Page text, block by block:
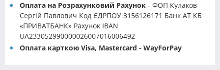
Оплата на Розрахунковий Рахунок - ФОП Кулаков
Сергій Павлович Код ЄДРПОУ 3156126171 Банк АТ КБ
«ПРИВАТБАНК» Рахунок IBAN
UA233052990000026007016006492
Оплата карткою Visa, Mastercard - WayForPay